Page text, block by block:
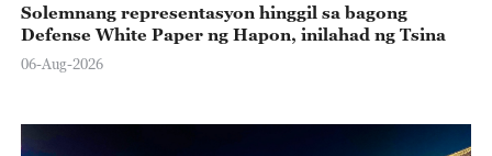
Solemnang representasyon hinggil sa bagong
Defense White Paper ng Hapon, inilahad ng Tsina
06-Aug-2026